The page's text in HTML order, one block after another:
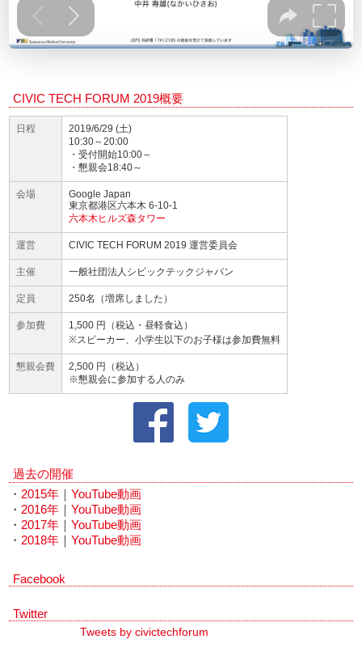
CIVIC TECH FORUM 2019概要
日程
2019/6/29 (土)
10:30～20:00
・受付開始10:00～
・懇親会18:40～
会場
Google Japan
東京都港区六本木 6-10-1
六本木ヒルズ森タワー
運営 CIVIC TECH FORUM 2019 運営委員会
主催 一般社団法人シビックテックジャパン
定員 250名（増席しました）
参加費
1,500 円（税込・昼軽食込）
※スピーカー、小学生以下のお子様は参加費無料
懇親会費
2,500 円（税込）
※懇親会に参加する人のみ
過去の開催
・2015年 ｜YouTube動画
・2016年 ｜YouTube動画
・2017年 ｜YouTube動画
・2018年 ｜YouTube動画
Facebook
Twitter
Tweets by civictechforum